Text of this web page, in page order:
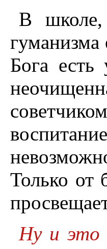
В школе,
гуманизма
Бога
Только от
Ну и это